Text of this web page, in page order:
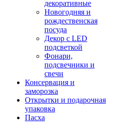
декоративные
Новогодняя и
рождественская
посуда
Декор с LED
подсветкой
Фонари,
подсвечники и
свечи
Консервация и
заморозка
Открытки и подарочная
упаковка
Пасха